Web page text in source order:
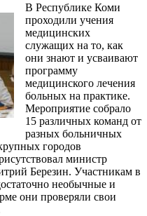
В Республике Коми
проходили учения
медицинских
служащих на то, как
они знают и усваивают
программу
медицинского лечения
больных на практике.
Мероприятие собрало
15 различных команд от
разных больничных
городов
министр
Березин. Участникам в
необычные и
они проверяли свои